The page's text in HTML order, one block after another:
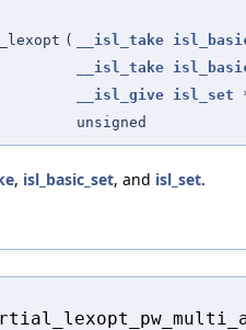
( __isl_take
__isl_take
__isl_give isl_set
unsigned
, isl_basic_set, and isl_set.